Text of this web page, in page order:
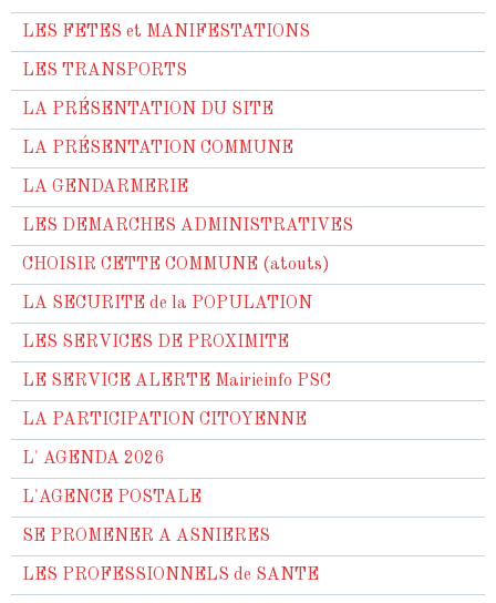
LES FETES et MANIFESTATIONS
LES TRANSPORTS
LA PRÉSENTATION DU SITE
LA PRÉSENTATION COMMUNE
LA GENDARMERIE
LES DEMARCHES ADMINISTRATIVES
CHOISIR CETTE COMMUNE (atouts)
LA SECURITE de la POPULATION
LES SERVICES DE PROXIMITE
LE SERVICE ALERTE Mairieinfo PSC
LA PARTICIPATION CITOYENNE
L' AGENDA 2026
L'AGENCE POSTALE
SE PROMENER A ASNIERES
LES PROFESSIONNELS de SANTE